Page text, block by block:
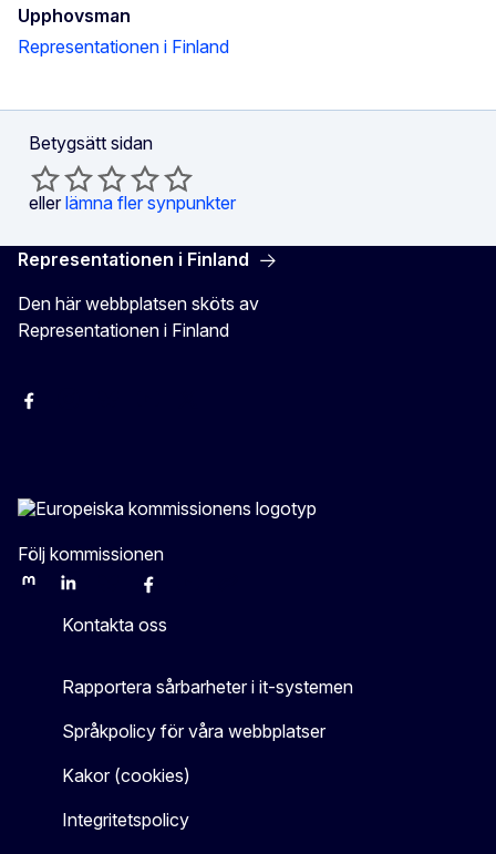
Upphovsman
Representationen i Finland
Betygsätt sidan
eller lämna fler synpunkter
Representationen i Finland
Den här webbplatsen sköts av
Representationen i Finland
Facebook
Följ kommissionen
MastodonLinkedInBlueskyFacebook
Kontakta oss
Rapportera sårbarheter i it-systemen
Språkpolicy för våra webbplatser
Kakor (cookies)
Integritetspolicy